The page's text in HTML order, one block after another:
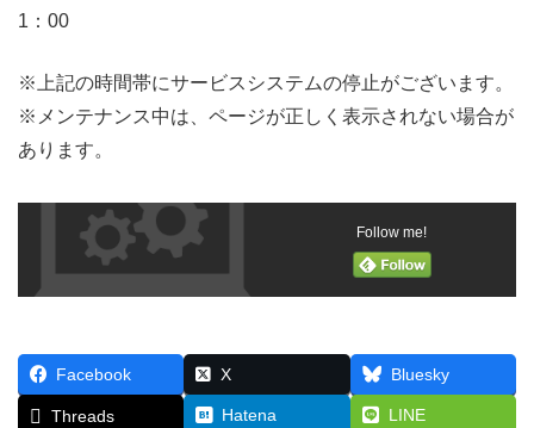
1：00
※上記の時間帯にサービスシステムの停止がございます。
※メンテナンス中は、ページが正しく表示されない場合が
あります。
Follow me!
Facebook X Bluesky
Threads Hatena LINE